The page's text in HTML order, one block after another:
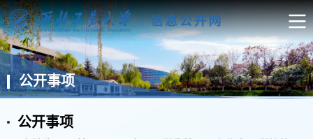
公开事项
公开事项